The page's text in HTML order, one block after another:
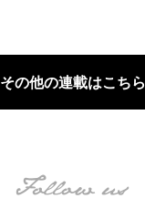
その他の連載はこちら